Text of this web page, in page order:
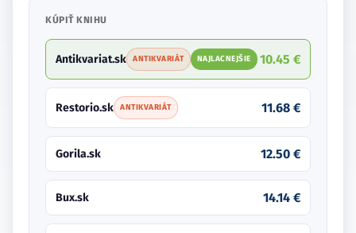
KÚPIŤ KNIHU
Antikvariat.sk ANTIKVARIÁT NAJLACNEJŠIE 10.45 €
Restorio.sk ANTIKVARIÁT 11.68 €
Gorila.sk 12.50 €
Bux.sk 14.14 €